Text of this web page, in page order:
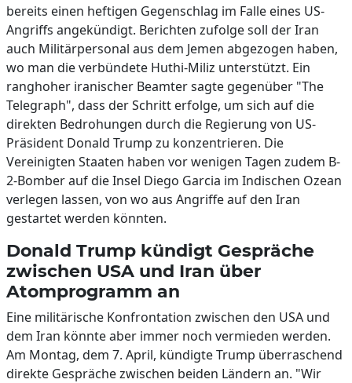
bereits einen heftigen Gegenschlag im Falle eines US-
Angriffs angekündigt. Berichten zufolge soll der Iran
auch Militärpersonal aus dem Jemen abgezogen haben,
wo man die verbündete Huthi-Miliz unterstützt. Ein
ranghoher iranischer Beamter sagte gegenüber "The
Telegraph", dass der Schritt erfolge, um sich auf die
direkten Bedrohungen durch die Regierung von US-
Präsident Donald Trump zu konzentrieren. Die
Vereinigten Staaten haben vor wenigen Tagen zudem B-
2-Bomber auf die Insel Diego Garcia im Indischen Ozean
verlegen lassen, von wo aus Angriffe auf den Iran
gestartet werden könnten.
Donald Trump kündigt Gespräche
zwischen USA und Iran über
Atomprogramm an
Eine militärische Konfrontation zwischen den USA und
dem Iran könnte aber immer noch vermieden werden.
Am Montag, dem 7. April, kündigte Trump überraschend
direkte Gespräche zwischen beiden Ländern an. "Wir